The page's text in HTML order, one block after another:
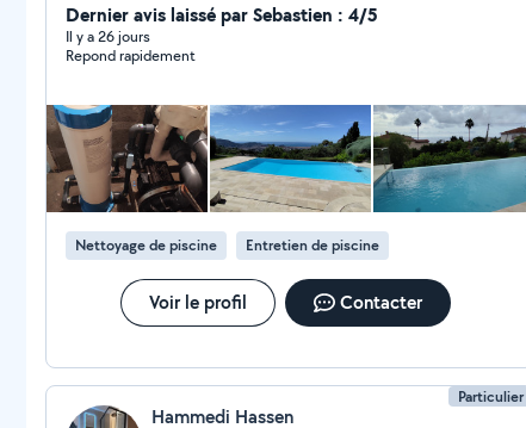
pour l'entretien et l'équilibre de l'eau, la réparation ou la
pose d'équipements, ou tout autre problème, je suis là
pour vous apporter des solutions efficaces et durables.
informations supplémentaires ou conseils.
Dernier avis laissé par Sebastien : 4/5
Il y a 26 jours
Repond rapidement
Nettoyage de piscine Entretien de piscine
Voir le profil Contacter
Particulier
Hammedi Hassen